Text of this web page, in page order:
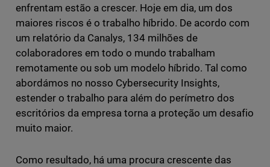
enfrentam estão a crescer. Hoje em dia, um dos
maiores riscos é o trabalho híbrido. De acordo com
um relatório da Canalys, 134 milhões de
colaboradores em todo o mundo trabalham
remotamente ou sob um modelo híbrido. Tal como
abordámos no nosso Cybersecurity Insights,
estender o trabalho para além do perímetro dos
escritórios da empresa torna a proteção um desafio
muito maior.
Como resultado, há uma procura crescente das